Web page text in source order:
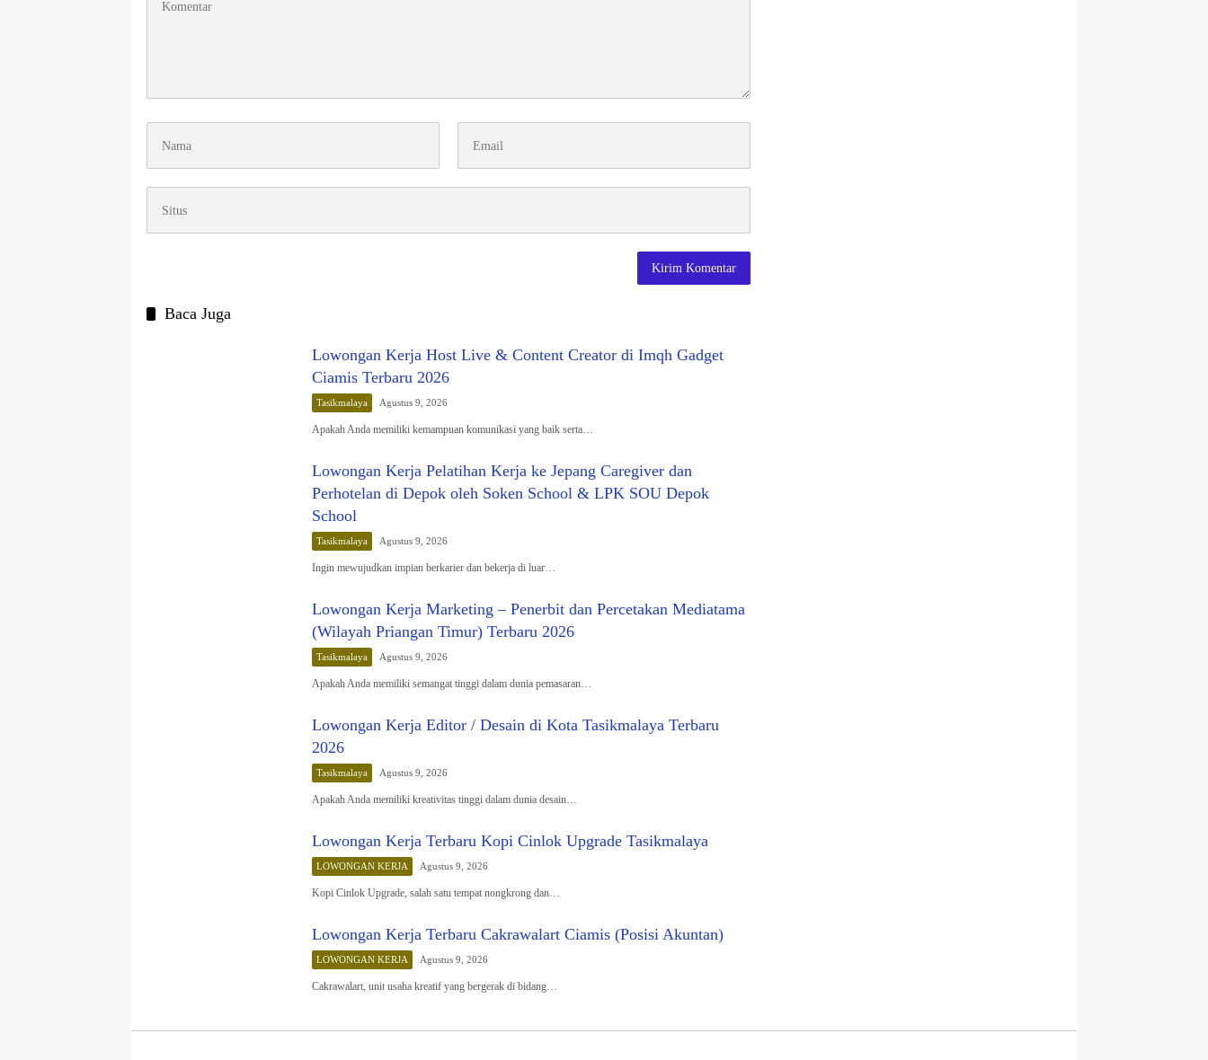
Baca Juga
Lowongan Kerja Host Live & Content Creator di Imqh Gadget
Ciamis Terbaru 2026
Tasikmalaya Agustus 9, 2026
Apakah Anda memiliki kemampuan komunikasi yang baik serta…
Lowongan Kerja Pelatihan Kerja ke Jepang Caregiver dan
Perhotelan di Depok oleh Soken School & LPK SOU Depok
School
Tasikmalaya Agustus 9, 2026
Ingin mewujudkan impian berkarier dan bekerja di luar…
Lowongan Kerja Marketing – Penerbit dan Percetakan Mediatama
(Wilayah Priangan Timur) Terbaru 2026
Tasikmalaya Agustus 9, 2026
Apakah Anda memiliki semangat tinggi dalam dunia pemasaran…
Lowongan Kerja Editor / Desain di Kota Tasikmalaya Terbaru
2026
Tasikmalaya Agustus 9, 2026
Apakah Anda memiliki kreativitas tinggi dalam dunia desain…
Lowongan Kerja Terbaru Kopi Cinlok Upgrade Tasikmalaya
LOWONGAN KERJA Agustus 9, 2026
Kopi Cinlok Upgrade, salah satu tempat nongkrong dan…
Lowongan Kerja Terbaru Cakrawalart Ciamis (Posisi Akuntan)
LOWONGAN KERJA Agustus 9, 2026
Cakrawalart, unit usaha kreatif yang bergerak di bidang…